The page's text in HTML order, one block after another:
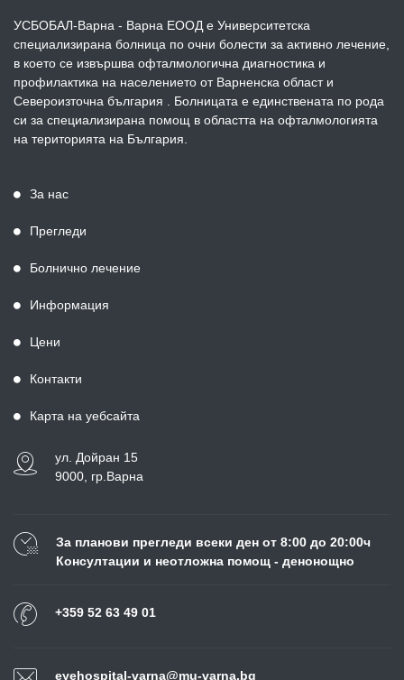
УСБОБАЛ-Варна - Варна ЕООД е Университетска
специализирана болница по очни болести за активно лечение,
в което се извършва офталмологична диагностика и
профилактика на населението от Варненска област и
Североизточна българия . Болницата е единствената по рода
си за специализирана помощ в областта на офталмологията
на територията на България.
За нас
Прегледи
Болнично лечение
Информация
Цени
Контакти
Карта на уебсайта
ул. Дойран 15
9000, гр.Варна
За планови прегледи всеки ден от 8:00 до 20:00ч
Консултации и неотложна помощ - денонощно
+359 52 63 49 01
eyehospital-varna@mu-varna.bg